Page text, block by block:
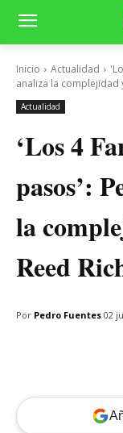
Inicio Actualidad
analiza la complejidad
Actualidad
‘Los 4
pasos’:
la
Reed
Por Pedro Fuentes 02